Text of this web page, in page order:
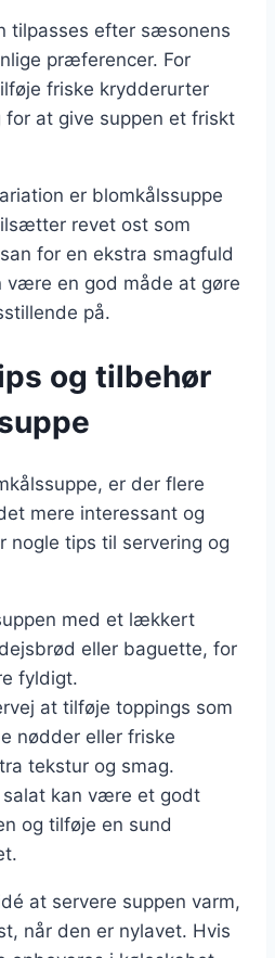
tilpasses efter sæsonens
præferencer. For
friske krydderurter
for at give suppen et friskt
er blomkålssuppe
revet ost som
for en ekstra smagfuld
være en god måde at gøre
på.
og tilbehør
er der flere
mere interessant og
nogle tips til servering og
med et lækkert
eller baguette, for
fyldigt.
at tilføje toppings som
nødder eller friske
tekstur og smag.
kan være et godt
og tilføje en sund
at servere suppen varm,
når den er nylavet. Hvis